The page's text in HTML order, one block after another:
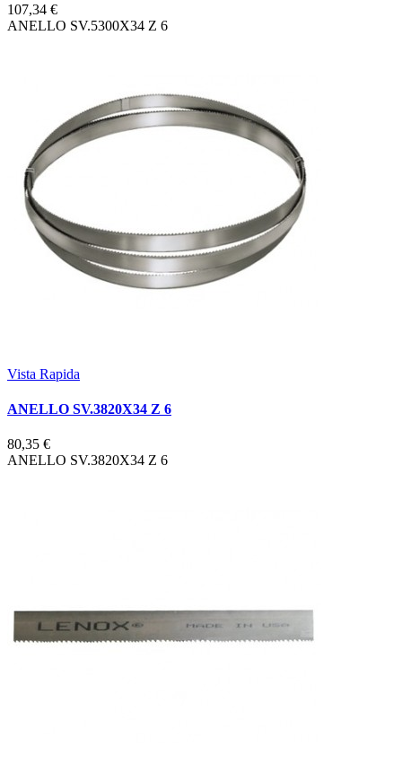
107,34 €
ANELLO SV.5300X34 Z 6
Vista Rapida
ANELLO SV.3820X34 Z 6
80,35 €
ANELLO SV.3820X34 Z 6